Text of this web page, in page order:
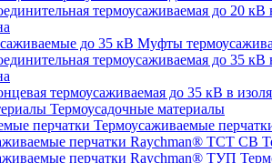
Муфты
Термоусадочные материалы
Термоусаживаемые